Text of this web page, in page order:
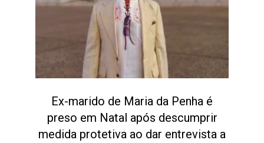
Ex-marido de Maria da Penha é
preso em Natal após descumprir
medida protetiva ao dar entrevista a